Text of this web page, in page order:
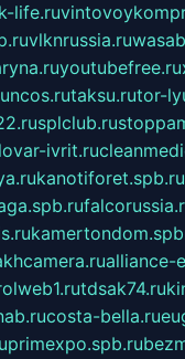
life.ru
vlknrussia.ru
youtubefree.ru
taksu.rutor-
splclub.ru
ivrit.ru
kanotiforet.spb.ru
alliance-
tdsak74.ru
costa-bella.ru
primexpo.spb.ru